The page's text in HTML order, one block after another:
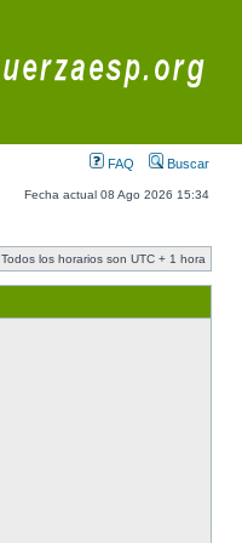
FAQ Buscar
Fecha actual 08 Ago 2026 15:34
Todos los horarios son UTC + 1 hora